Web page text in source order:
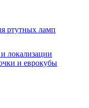
ртутных ламп
локализации
и еврокубы